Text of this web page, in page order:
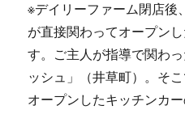
※デイリーファーム閉店後
が直接関わってオープン
す。ご主人が指導で関わ
ッシュ」（井草町）。そ
オープンしたキッチンカー